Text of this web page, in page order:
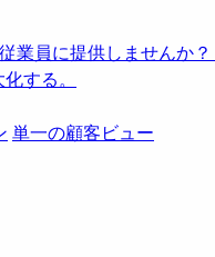
業員に提供しませんか？
する。
単一の顧客ビュー